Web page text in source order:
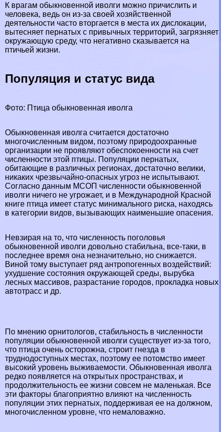
К врагам обыкновенной иволги можно причислить и
человека, ведь он из-за своей хозяйственной
деятельности часто вторгается в места их дислокации,
вытесняет пернатых с привычных территорий, загрязняет
окружающую среду, что негативно сказывается на
птичьей жизни.
Популяция и статус вида
Фото: Птица обыкновенная иволга
Обыкновенная иволга считается достаточно
многочисленным видом, поэтому природоохранные
организации не проявляют обеспокоенности на счет
численности этой птицы. Популяции пернатых,
обитающие в различных регионах, достаточно велики,
никаких чрезвычайно-опасных угроз не испытывают.
Согласно данным МСОП численности обыкновенной
иволги ничего не угрожает, и в Международной Красной
книге птица имеет статус минимального риска, находясь
в категории видов, вызывающих наименьшие опасения.
Невзирая на то, что численность поголовья
обыкновенной иволги довольно стабильна, все-таки, в
последнее время она незначительно, но снижается.
Виной тому выступает ряд антропогенных воздействий:
ухудшение состояния окружающей среды, вырубка
лесных массивов, разрастание городов, прокладка новых
автотрасс и др.
По мнению орнитологов, стабильность в численности
популяции обыкновенной иволги существует из-за того,
что птица очень осторожна, строит гнезда в
труднодоступных местах, поэтому ее потомство имеет
высокий уровень выживаемости. Обыкновенная иволга
редко появляется на открытых прострaнcтвах, и
продолжительность ее жизни совсем не маленькая. Все
эти факторы благоприятно влияют на численность
популяции этих пернатых, поддерживая ее на должном,
многочисленном уровне, что немаловажно.